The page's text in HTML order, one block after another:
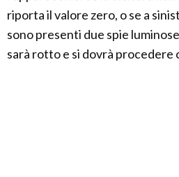
riporta il valore zero, o se a
sono presenti due spie
sarà rotto e si dovrà procedere